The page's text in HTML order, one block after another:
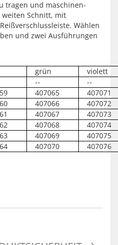
tragen und maschinen-
weiten Schnitt, mit
Wählen
und zwei Ausführungen
grün
violett
--
--
407065
407071
407066
407072
407067
407073
407068
407074
407069
407075
407070 407076